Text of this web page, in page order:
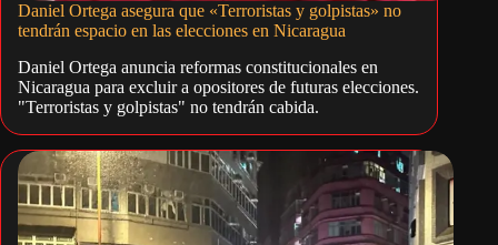
Daniel Ortega asegura que «Terroristas y golpistas» no
tendrán espacio en las elecciones en Nicaragua
Daniel Ortega anuncia reformas constitucionales en
Nicaragua para excluir a opositores de futuras elecciones.
"Terroristas y golpistas" no tendrán cabida.